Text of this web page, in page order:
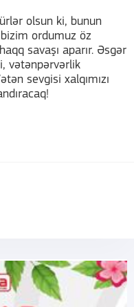
olsun ki, bunun
ordumuz öz
savaşı aparır. Əsgər
vətənpərvərlik
sevgisi xalqımızı